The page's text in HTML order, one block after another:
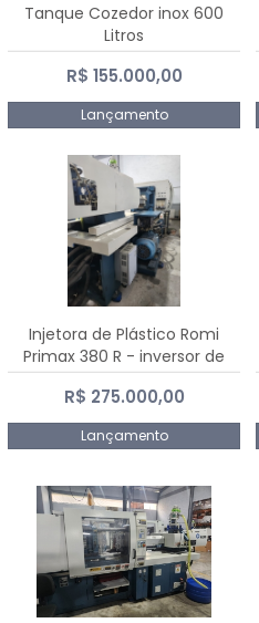
Tanque Cozedor inox 600
Litros
R$ 155.000,00
Lançamento
Injetora de Plástico Romi
Primax 380 R - inversor de
frequência NR 12
R$ 275.000,00
Lançamento